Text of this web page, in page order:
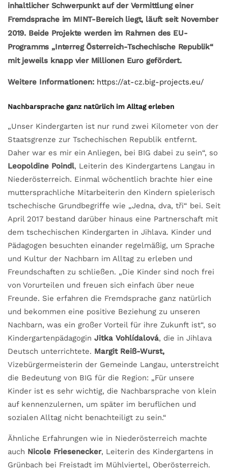
inhaltlicher Schwerpunkt auf der Vermittlung einer
Fremdsprache im MINT-Bereich liegt, läuft seit November
2019. Beide Projekte werden im Rahmen des EU-
Programms „Interreg Österreich-Tschechische Republik“
mit jeweils knapp vier Millionen Euro gefördert.
Weitere Informationen: https://at-cz.big-projects.eu/
Nachbarsprache ganz natürlich im Alltag erleben
„Unser Kindergarten ist nur rund zwei Kilometer von der
Staatsgrenze zur Tschechischen Republik entfernt.
Daher war es mir ein Anliegen, bei BIG dabei zu sein“, so
Leopoldine Poindl, Leiterin des Kindergartens Langau in
Niederösterreich. Einmal wöchentlich brachte hier eine
muttersprachliche Mitarbeiterin den Kindern spielerisch
tschechische Grundbegriffe wie „Jedna, dva, tři“ bei. Seit
April 2017 bestand darüber hinaus eine Partnerschaft mit
dem tschechischen Kindergarten in Jihlava. Kinder und
Pädagogen besuchten einander regelmäßig, um Sprache
und Kultur der Nachbarn im Alltag zu erleben und
Freundschaften zu schließen. „Die Kinder sind noch frei
von Vorurteilen und freuen sich einfach über neue
Freunde. Sie erfahren die Fremdsprache ganz natürlich
und bekommen eine positive Beziehung zu unseren
Nachbarn, was ein großer Vorteil für ihre Zukunft ist“, so
Kindergartenpädagogin Jitka Vohlídalová, die in Jihlava
Deutsch unterrichtete. Margit Reiß-Wurst,
Vizebürgermeisterin der Gemeinde Langau, unterstreicht
die Bedeutung von BIG für die Region: „Für unsere
Kinder ist es sehr wichtig, die Nachbarsprache von klein
auf kennenzulernen, um später im beruflichen und
sozialen Alltag nicht benachteiligt zu sein.“
Ähnliche Erfahrungen wie in Niederösterreich machte
auch Nicole Friesenecker, Leiterin des Kindergartens in
Grünbach bei Freistadt im Mühlviertel, Oberösterreich.